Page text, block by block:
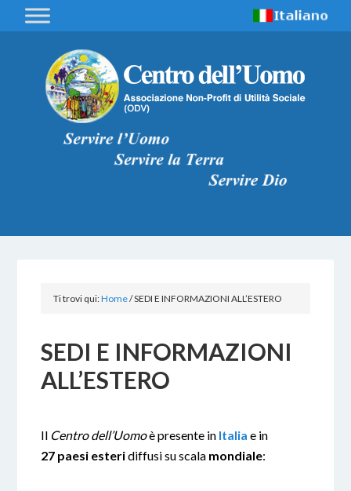
Ti trovi qui:Home/SEDI E INFORMAZIONI ALL’ESTERO
SEDI E INFORMAZIONI
ALL’ESTERO
Il Centro dell’Uomoè presente in Italia e in
27 paesi esteridiffusi su scala mondiale: